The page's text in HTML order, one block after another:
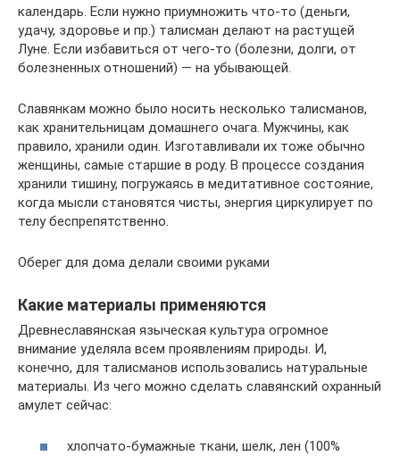
календарь. Если нужно приумножить что-то (деньги,
удачу, здоровье и пр.) талисман делают на растущей
Луне. Если избавиться от чего-то (болезни, долги, от
болезненных отношений) — на убывающей.
Славянкам можно было носить несколько талисманов,
как хранительницам домашнего очага. Мужчины, как
правило, хранили один. Изготавливали их тоже обычно
женщины, самые старшие в роду. В процессе создания
хранили тишину, погружаясь в медитативное состояние,
когда мысли становятся чисты, энергия циркулирует по
телу беспрепятственно.
Оберег для дома делали своими руками
Какие материалы применяются
Древнеславянская языческая культура огромное
внимание уделяла всем проявлениям природы. И,
конечно, для талисманов использовались натуральные
материалы. Из чего можно сделать славянский охранный
амулет сейчас:
хлопчато-бумажные ткани, шелк, лен (100%